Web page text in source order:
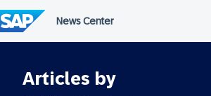
Articles by